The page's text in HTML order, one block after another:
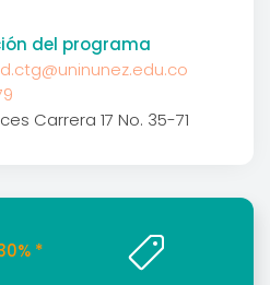
del programa
Carrera 17 No. 35-71
*